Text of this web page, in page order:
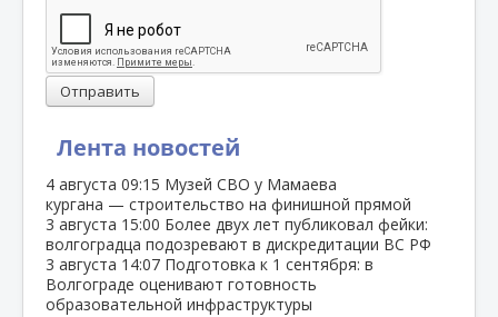
Лента новостей
4 августа 09:15 Музей СВО у Мамаева
кургана — строительство на финишной прямой
3 августа 15:00 Более двух лет публиковал фейки:
волгоградца подозревают в дискредитации ВС РФ
3 августа 14:07 Подготовка к 1 сентября: в
Волгограде оценивают готовность
образовательной инфраструктуры
Отправить